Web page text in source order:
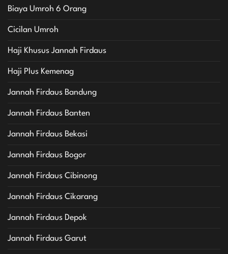
Biaya Umroh 6 Orang
Cicilan Umroh
Haji Khusus Jannah Firdaus
Haji Plus Kemenag
Jannah Firdaus Bandung
Jannah Firdaus Banten
Jannah Firdaus Bekasi
Jannah Firdaus Bogor
Jannah Firdaus Cibinong
Jannah Firdaus Cikarang
Jannah Firdaus Depok
Jannah Firdaus Garut